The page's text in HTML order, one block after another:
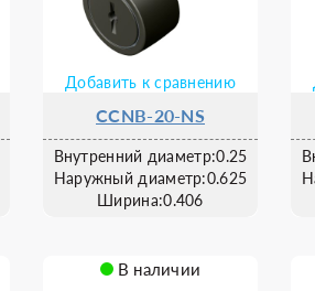
Добавить к сравнению
CCNB-20-NS
Внутренний диаметр:0.25
Наружный диаметр:0.625
Ширина:0.406
В наличии